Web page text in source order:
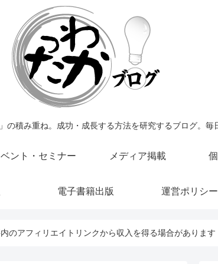
の積み重ね。成功・成長する方法を研究するブログ。毎
ント・セミナー メディア掲載
電子書籍出版 運営ポリシー
内のアフィリエイトリンクから収入を得る場合があります